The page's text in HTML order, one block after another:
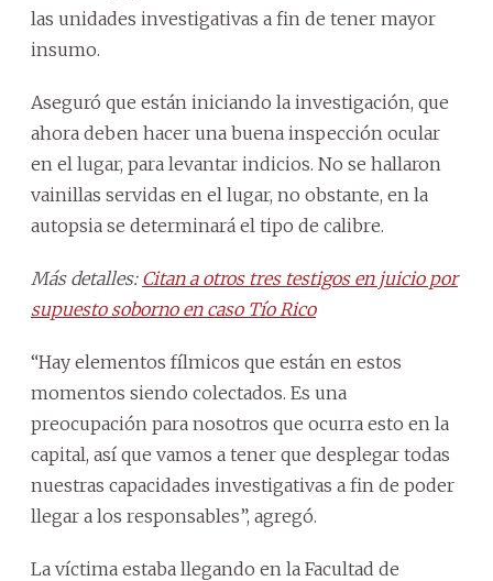
las unidades investigativas a fin de tener mayor
insumo.
Aseguró que están iniciando la investigación, que
ahora deben hacer una buena inspección ocular
en el lugar, para levantar indicios. No se hallaron
vainillas servidas en el lugar, no obstante, en la
autopsia se determinará el tipo de calibre.
Más detalles: Citan a otros tres testigos en juicio por
supuesto soborno en caso Tío Rico
“Hay elementos fílmicos que están en estos
momentos siendo colectados. Es una
preocupación para nosotros que ocurra esto en la
capital, así que vamos a tener que desplegar todas
nuestras capacidades investigativas a fin de poder
llegar a los responsables”, agregó.
La víctima estaba llegando en la Facultad de